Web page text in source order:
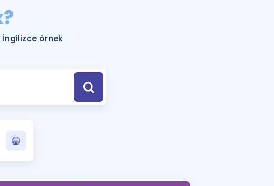
ve YÖKDİL Puan Hesaplama Aracı
Aracı
ve YÖKDİL'e Hazırlananlar için Öneriler
ÖSYM Sınavları Tek Takvimde
- YÖKDİL Tüm Sınavlarla İlgili Haberler
Gramer
örnek